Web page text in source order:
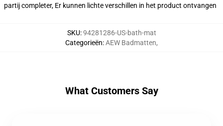
partij completer, Er kunnen lichte verschillen in het product ontvangen
SKU:94281286-US-bath-mat
Categorieën:AEW Badmatten,
What Customers Say